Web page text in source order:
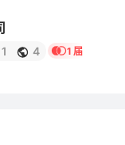
1 4 1 届